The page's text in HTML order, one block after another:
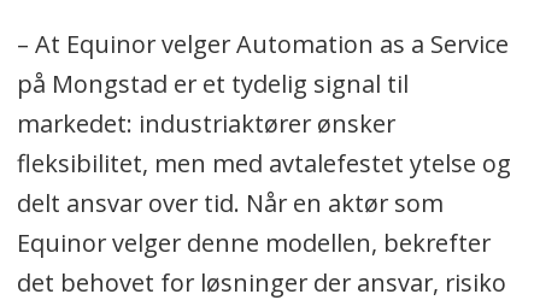
– At Equinor velger Automation as a Service
på Mongstad er et tydelig signal til
markedet: industriaktører ønsker
fleksibilitet, men med avtalefestet ytelse og
delt ansvar over tid. Når en aktør som
Equinor velger denne modellen, bekrefter
det behovet for løsninger der ansvar, risiko